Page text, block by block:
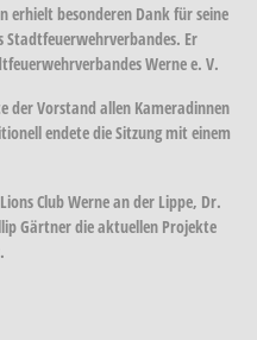
erhielt besonderen Dank für seine
Stadtfeuerwehrverbandes. Er
Werne e. V.
der Vorstand allen Kameradinnen
endete die Sitzung mit einem
Club Werne an der Lippe, Dr.
Gärtner die aktuellen Projekte